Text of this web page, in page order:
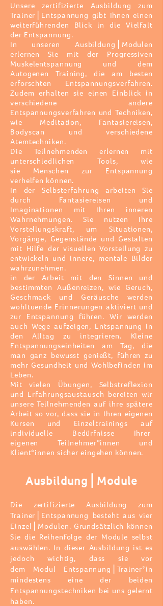
Unsere zertifizierte Ausbildung zum
Trainer⎪Entspannung gibt Ihnen einen
weiterführenden Blick in die Vielfalt
der Entspannung.
In unseren Ausbildung⎪Modulen
erlernen Sie mit der Progressiven
Muskelentspannung und dem
Autogenen Training,die am besten
erforschten Entspannungsverfahren.
Zudem erhalten sie einen Einblick in
verschiedene andere
Entspannungsverfahren und Techniken,
wie Meditation, Fantasiereisen,
Bodyscan und verschiedene
Atemtechniken.
Die Teilnehmenden
erlernen mit
unterschiedlichen Tools, wie
sie Menschen zur Entspannung
verhelfen können.
In der Selbsterfahrung arbeiten Sie
durch Fantasiereisen und
Imaginationen mit Ihren inneren
Wahrnehmungen. Sie nutzen Ihre
Vorstellungskraft, um Situationen,
Vorgänge, Gegenstände und Gestalten
mit Hilfe der visuellen Vorstellung zu
entwickeln und innere, mentale Bilder
wahrzunehmen.
in der Arbeit mit den Sinnen und
bestimmten Außenreizen, wie Geruch,
Geschmack und Geräusche werden
wohltuende Erinnerungen aktiviert und
zur Entspannung führen. Wir werden
auch Wege aufzeigen, Entspannung in
den Alltag zu integrieren. Kleine
Entspannungseinheiten am Tag, die
man ganz bewusst genießt, führen zu
mehr Gesundheit und Wohlbefinden im
Leben.
Mit vielen Übungen, Selbstreflexion
und Erfahrungsaustausch bereiten wir
unsere Teilnehmenden auf ihre spätere
Arbeit so vor, dass sie in Ihren eigenen
Kursen und Einzeltrainings auf
individuelle Bedürfnisse Ihrer
eigenen Teilnehmer*innen
und
Klient*innen sicher eingehen können.
Ausbildung⎪Module
Die zertifizierte Ausbildung zum
Trainer⎪Entspannung besteht aus vier
Einzel⎪Modulen. Grundsätzlich können
Sie die Reihenfolge der Module selbst
auswählen. In dieser Ausbildung ist es
jedoch wichtig, dass sie vor
dem Modul
Entspannung⎪Trainer*in
mindestens eine der beiden
Entspannungstechniken bei uns gelernt
haben.